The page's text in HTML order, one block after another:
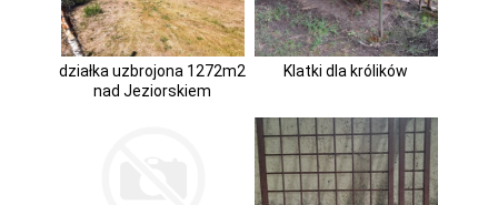
działka uzbrojona 1272m2
nad Jeziorskiem
Klatki dla królików